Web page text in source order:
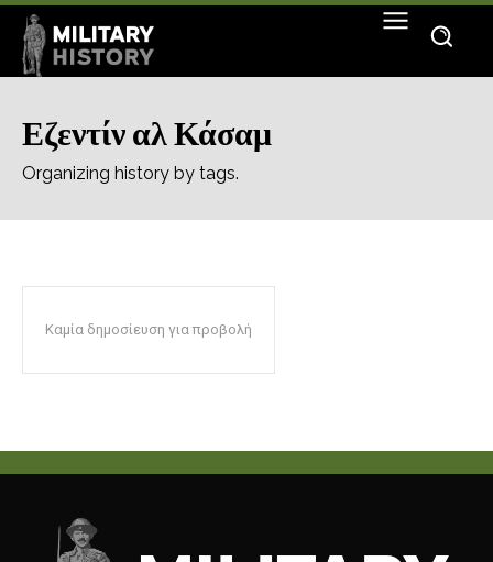
Εζεντίν αλ Κάσαμ
Organizing history by tags.
Καμία δημοσίευση για προβολή